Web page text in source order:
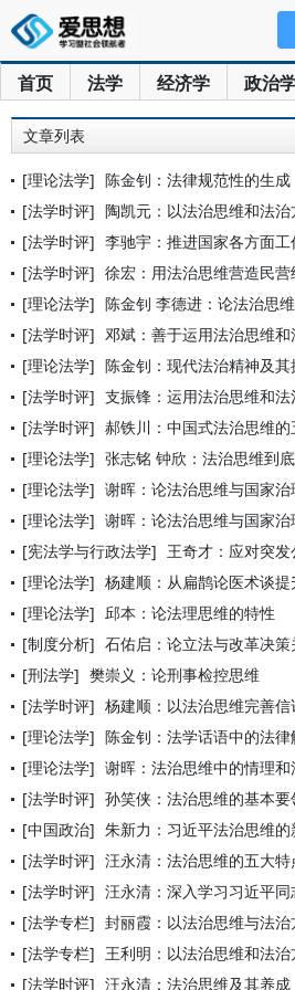
首页 法学 经济学 政治
文章列表
[理论法学] 陈金钊：法律规范性的生成
[法学时评] 陶凯元：以法治思维和法治方
[法学时评] 李驰宇：推进国家各方面工作走向
[法学时评] 徐宏：用法治思维营造民
[理论法学] 陈金钊 李德进：论法治思
[法学时评] 邓斌：善于运用法治思维
[理论法学] 陈金钊：现代法治精神及
[法学时评] 支振锋：运用法治思维和
[法学时评] 郝铁川：中国式法治思维
[理论法学] 张志铭 钟欣：法治思维到
[理论法学] 谢晖：论法治思维与国家治
[理论法学] 谢晖：论法治思维与国家治
[宪法学与行政法学] 王奇才：应对突发公共
[理论法学] 杨建顺：从扁鹊论医术谈提
[理论法学] 邱本：论法理思维的特性
[制度分析] 石佑启：论立法与改革决
[刑法学] 樊崇义：论刑事检控思维
[法学时评] 杨建顺：以法治思维完善信
[理论法学] 陈金钊：法学话语中的法律
[理论法学] 谢晖：法治思维中的情理和
[法学时评] 孙笑侠：法治思维的基本要
[中国政治] 朱新力：习近平法治思维
[法学时评] 汪永清：法治思维的五大特
[法学时评] 汪永清：深入学习习近平同志关于
[法学专栏] 封丽霞：以法治思维与法
[法学专栏] 王利明：以法治思维和法
[法学时评] 汪永清：法治思维及其养成